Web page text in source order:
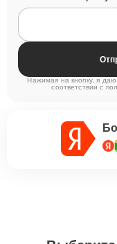
Нажимая на кнопку, я
соответствии с